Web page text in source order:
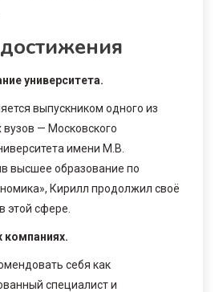
университета.
выпускником одного из
— Московского
имени М.В.
высшее образование по
Кирилл продолжил своё
этой сфере.
компаниях.
себя как
специалист и